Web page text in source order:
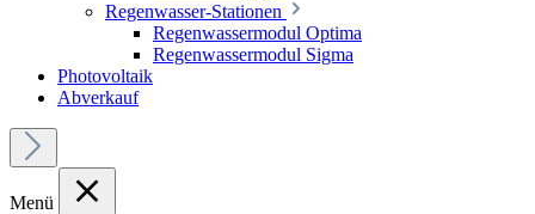
Regenwasser-Stationen
Regenwassermodul Optima
Regenwassermodul Sigma
Photovoltaik
Abverkauf
Menü